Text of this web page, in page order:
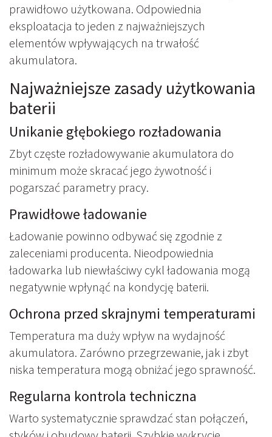
prawidłowo użytkowana. Odpowiednia
eksploatacja to jeden z najważniejszych
elementów wpływających na trwałość
akumulatora.
Najważniejsze zasady użytkowania
baterii
Unikanie głębokiego rozładowania
Zbyt częste rozładowywanie akumulatora do
minimum może skracać jego żywotność i
pogarszać parametry pracy.
Prawidłowe ładowanie
Ładowanie powinno odbywać się zgodnie z
zaleceniami producenta. Nieodpowiednia
ładowarka lub niewłaściwy cykl ładowania mogą
negatywnie wpłynąć na kondycję baterii.
Ochrona przed skrajnymi temperaturami
Temperatura ma duży wpływ na wydajność
akumulatora. Zarówno przegrzewanie, jak i zbyt
niska temperatura mogą obniżać jego sprawność.
Regularna kontrola techniczna
Warto systematycznie sprawdzać stan połączeń,